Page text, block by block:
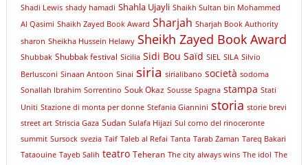
Shadi Lewis shady hamadi Shahla Ujayli Shaikh Sultan bin Mohammed
Al Qasimi Shaikh Zayed Book Award Sharjah Sharjah Book Authority
sharon Sheikha Hussein Helawy Sheikh Zayed Book Award
Shubbak Shubbak festival Sicilia Sidi Bou Saïd SIEL SILA Silvio
Berlusconi Sinaan Antoon Sinai siria sirialibano società sodoma
Sonallah Ibrahim Sorrentino Souk Okaz Sousse Spagna stampa Stati
Uniti Stazione di monta per donne Stefania Giannini storia storie brevi
street art Striscia Gaza Sudan Sulafa Hijazi Sul corno del rinoceronte
summit Sursock svezia Taif Taleb al Refai Tanta Tarab Zaman Tareq Bakari
Tataouine Tayeb Salih teatro Teheran The city always wins The idol The